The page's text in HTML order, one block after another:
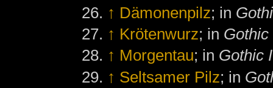
↑ Dämonenpilz; in
↑ Krötenwurz; in
↑ Morgentau; in Gothic
↑ Seltsamer Pilz; in